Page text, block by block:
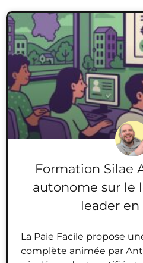
Formation Silae
autonome sur le
leader en
La Paie Facile propose
complète animée par